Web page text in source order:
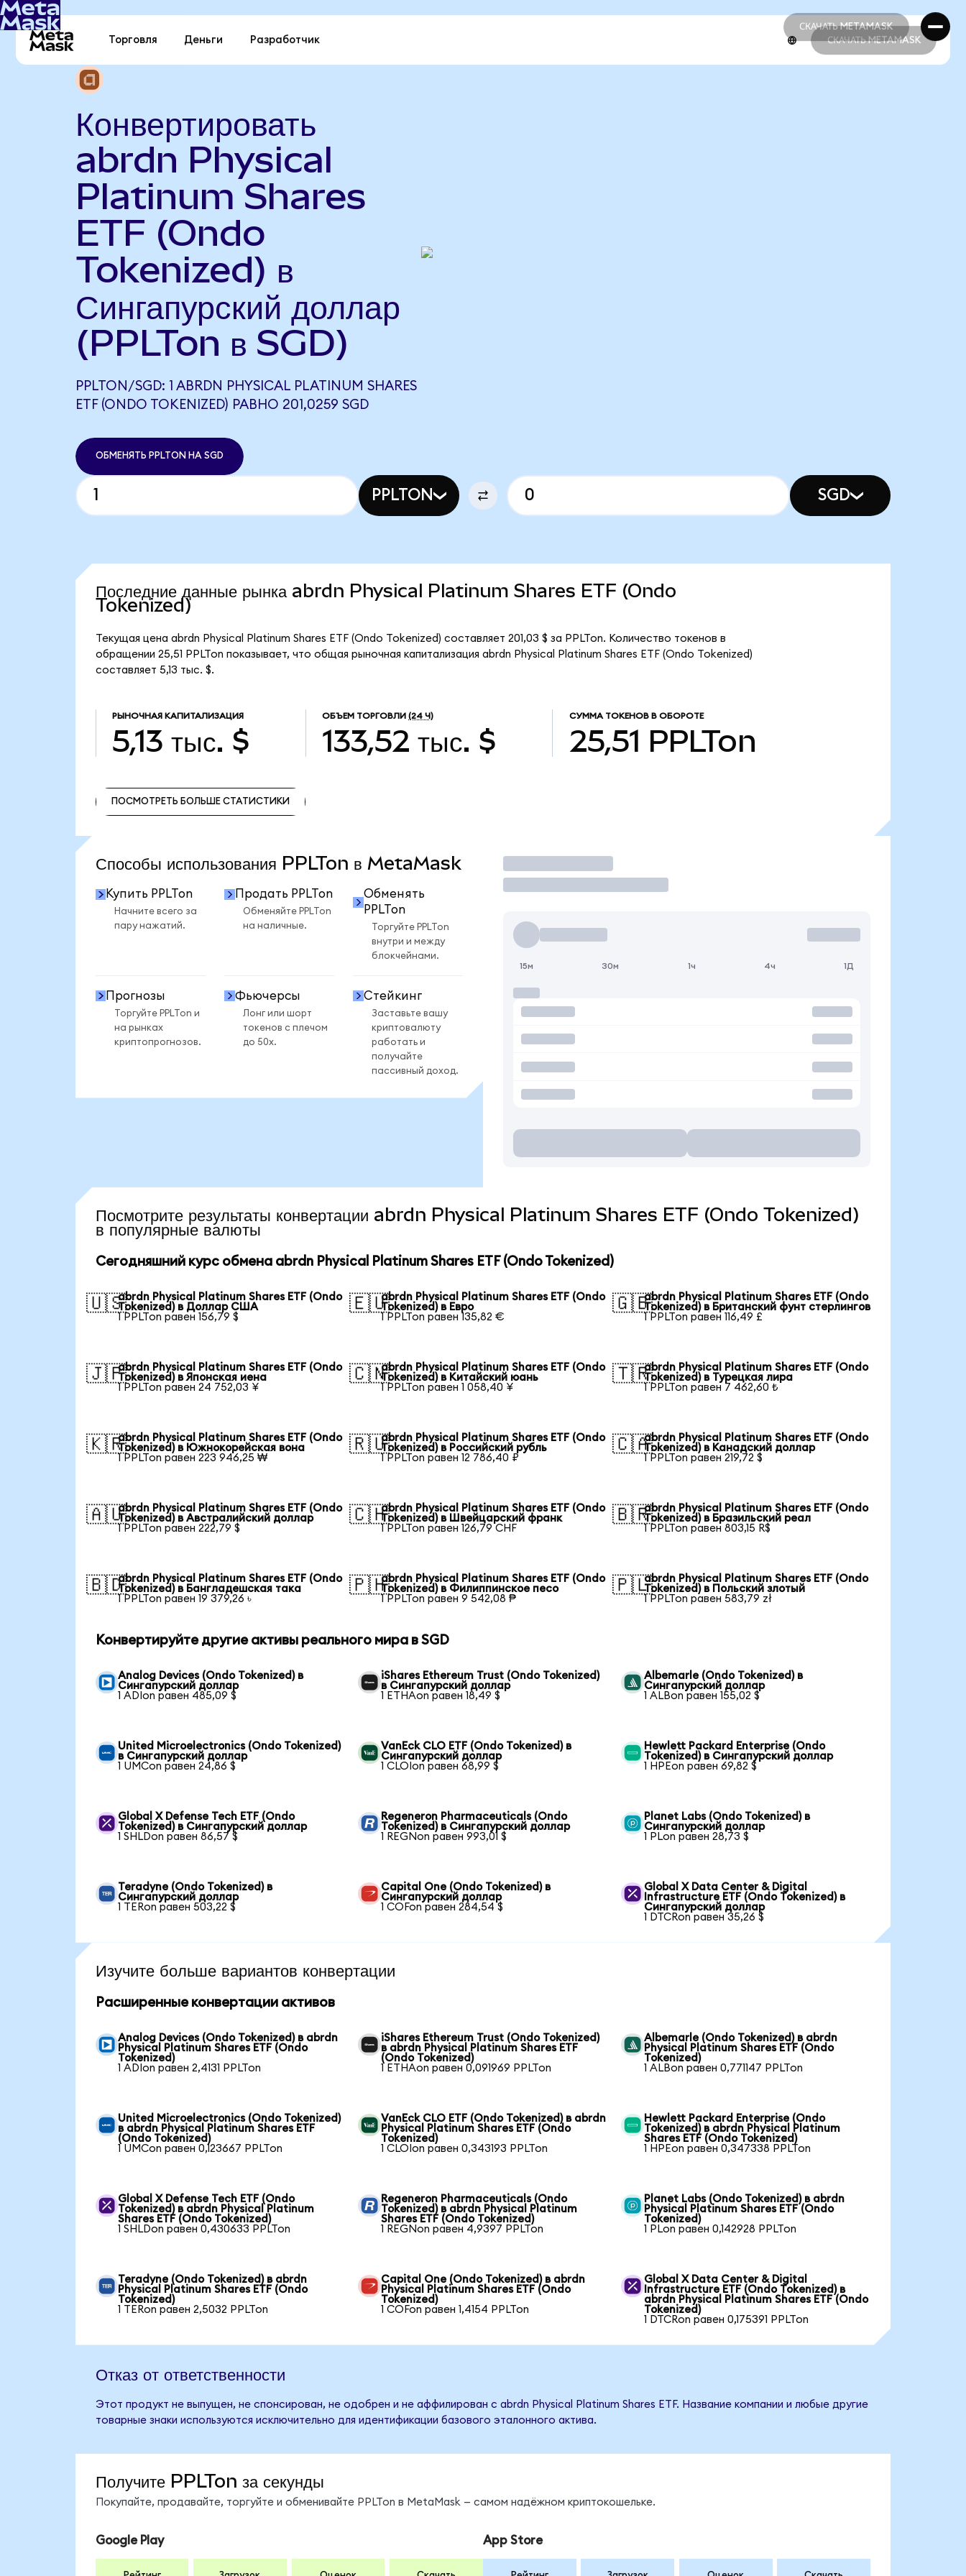
СКАЧАТЬ METAMASK
СКАЧАТЬ METAMASK
Торговля Деньги Разработчик СКАЧАТЬ METAMASK
Конвертировать
abrdn Physical
Platinum Shares
ETF (Ondo
Tokenized) в
Сингапурский доллар
(PPLTon в SGD)
PPLTON/SGD: 1 ABRDN PHYSICAL PLATINUM SHARES
ETF (ONDO TOKENIZED) РАВНО 201,0259 SGD
ОБМЕНЯТЬ PPLTON НА SGD
PPLTON SGD
Последние данные рынка abrdn Physical Platinum Shares ETF (Ondo
Tokenized)
Текущая цена abrdn Physical Platinum Shares ETF (Ondo Tokenized) составляет 201,03 $ за PPLTon. Количество токенов в
обращении 25,51 PPLTon показывает, что общая рыночная капитализация abrdn Physical Platinum Shares ETF (Ondo Tokenized)
составляет 5,13 тыс. $.
РЫНОЧНАЯ КАПИТАЛИЗАЦИЯ
5,13 тыс. $
ОБЪЕМ ТОРГОВЛИ (24 Ч)
133,52 тыс. $
СУММА ТОКЕНОВ В ОБОРОТЕ
25,51 PPLTon
ПОСМОТРЕТЬ БОЛЬШЕ СТАТИСТИКИ
Способы использования PPLTon в MetaMask
Купить PPLTon
Начните всего за
пару нажатий.
Продать PPLTon
Обменяйте PPLTon
на наличные.
Обменять
PPLTon
Торгуйте PPLTon
внутри и между
блокчейнами.
Прогнозы
Торгуйте PPLTon и
на рынках
криптопрогнозов.
Фьючерсы
Лонг или шорт
токенов с плечом
до 50x.
Стейкинг
Заставьте вашу
криптовалюту
работать и
получайте
пассивный доход.
Торговать
15м 30м 1ч 4ч 1Д
Посмотрите результаты конвертации abrdn Physical Platinum Shares ETF (Ondo Tokenized)
в популярные валюты
Сегодняшний курс обмена abrdn Physical Platinum Shares ETF (Ondo Tokenized)
🇺🇸abrdn Physical Platinum Shares ETF (Ondo
Tokenized) в Доллар США
1 PPLTon равен 156,79 $
🇪🇺abrdn Physical Platinum Shares ETF (Ondo
Tokenized) в Евро
1 PPLTon равен 135,82 €
🇬🇧abrdn Physical Platinum Shares ETF (Ondo
Tokenized) в Британский фунт стерлингов
1 PPLTon равен 116,49 £
🇯🇵abrdn Physical Platinum Shares ETF (Ondo
Tokenized) в Японская иена
1 PPLTon равен 24 752,03 ¥
🇨🇳abrdn Physical Platinum Shares ETF (Ondo
Tokenized) в Китайский юань
1 PPLTon равен 1 058,40 ¥
🇹🇷abrdn Physical Platinum Shares ETF (Ondo
Tokenized) в Турецкая лира
1 PPLTon равен 7 462,60 ₺
🇰🇷abrdn Physical Platinum Shares ETF (Ondo
Tokenized) в Южнокорейская вона
1 PPLTon равен 223 946,25 ₩
🇷🇺abrdn Physical Platinum Shares ETF (Ondo
Tokenized) в Российский рубль
1 PPLTon равен 12 786,40 ₽
🇨🇦abrdn Physical Platinum Shares ETF (Ondo
Tokenized) в Канадский доллар
1 PPLTon равен 219,72 $
🇦🇺abrdn Physical Platinum Shares ETF (Ondo
Tokenized) в Австралийский доллар
1 PPLTon равен 222,79 $
🇨🇭abrdn Physical Platinum Shares ETF (Ondo
Tokenized) в Швейцарский франк
1 PPLTon равен 126,79 CHF
🇧🇷abrdn Physical Platinum Shares ETF (Ondo
Tokenized) в Бразильский реал
1 PPLTon равен 803,15 R$
🇧🇩abrdn Physical Platinum Shares ETF (Ondo
Tokenized) в Бангладешская така
1 PPLTon равен 19 379,26 ৳
🇵🇭abrdn Physical Platinum Shares ETF (Ondo
Tokenized) в Филиппинское песо
1 PPLTon равен 9 542,08 ₱
🇵🇱abrdn Physical Platinum Shares ETF (Ondo
Tokenized) в Польский злотый
1 PPLTon равен 583,79 zł
Конвертируйте другие активы реального мира в SGD
Analog Devices (Ondo Tokenized) в
Сингапурский доллар
1 ADIon равен 485,09 $
iShares Ethereum Trust (Ondo Tokenized)
в Сингапурский доллар
1 ETHAon равен 18,49 $
Albemarle (Ondo Tokenized) в
Сингапурский доллар
1 ALBon равен 155,02 $
United Microelectronics (Ondo Tokenized)
в Сингапурский доллар
1 UMCon равен 24,86 $
VanEck CLO ETF (Ondo Tokenized) в
Сингапурский доллар
1 CLOIon равен 68,99 $
Hewlett Packard Enterprise (Ondo
Tokenized) в Сингапурский доллар
1 HPEon равен 69,82 $
Global X Defense Tech ETF (Ondo
Tokenized) в Сингапурский доллар
1 SHLDon равен 86,57 $
Regeneron Pharmaceuticals (Ondo
Tokenized) в Сингапурский доллар
1 REGNon равен 993,01 $
Planet Labs (Ondo Tokenized) в
Сингапурский доллар
1 PLon равен 28,73 $
Teradyne (Ondo Tokenized) в
Сингапурский доллар
1 TERon равен 503,22 $
Capital One (Ondo Tokenized) в
Сингапурский доллар
1 COFon равен 284,54 $
Global X Data Center & Digital
Infrastructure ETF (Ondo Tokenized) в
Сингапурский доллар
1 DTCRon равен 35,26 $
Изучите больше вариантов конвертации
Расширенные конвертации активов
Analog Devices (Ondo Tokenized) в abrdn
Physical Platinum Shares ETF (Ondo
Tokenized)
1 ADIon равен 2,4131 PPLTon
iShares Ethereum Trust (Ondo Tokenized)
в abrdn Physical Platinum Shares ETF
(Ondo Tokenized)
1 ETHAon равен 0,091969 PPLTon
Albemarle (Ondo Tokenized) в abrdn
Physical Platinum Shares ETF (Ondo
Tokenized)
1 ALBon равен 0,771147 PPLTon
United Microelectronics (Ondo Tokenized)
в abrdn Physical Platinum Shares ETF
(Ondo Tokenized)
1 UMCon равен 0,123667 PPLTon
VanEck CLO ETF (Ondo Tokenized) в abrdn
Physical Platinum Shares ETF (Ondo
Tokenized)
1 CLOIon равен 0,343193 PPLTon
Hewlett Packard Enterprise (Ondo
Tokenized) в abrdn Physical Platinum
Shares ETF (Ondo Tokenized)
1 HPEon равен 0,347338 PPLTon
Global X Defense Tech ETF (Ondo
Tokenized) в abrdn Physical Platinum
Shares ETF (Ondo Tokenized)
1 SHLDon равен 0,430633 PPLTon
Regeneron Pharmaceuticals (Ondo
Tokenized) в abrdn Physical Platinum
Shares ETF (Ondo Tokenized)
1 REGNon равен 4,9397 PPLTon
Planet Labs (Ondo Tokenized) в abrdn
Physical Platinum Shares ETF (Ondo
Tokenized)
1 PLon равен 0,142928 PPLTon
Teradyne (Ondo Tokenized) в abrdn
Physical Platinum Shares ETF (Ondo
Tokenized)
1 TERon равен 2,5032 PPLTon
Capital One (Ondo Tokenized) в abrdn
Physical Platinum Shares ETF (Ondo
Tokenized)
1 COFon равен 1,4154 PPLTon
Global X Data Center & Digital
Infrastructure ETF (Ondo Tokenized) в
abrdn Physical Platinum Shares ETF (Ondo
Tokenized)
1 DTCRon равен 0,175391 PPLTon
Отказ от ответственности
Этот продукт не выпущен, не спонсирован, не одобрен и не аффилирован с abrdn Physical Platinum Shares ETF. Название компании и любые другие
товарные знаки используются исключительно для идентификации базового эталонного актива.
Получите PPLTon за секунды
Покупайте, продавайте, торгуйте и обменивайте PPLTon в MetaMask — самом надёжном криптокошельке.
Google Play App Store